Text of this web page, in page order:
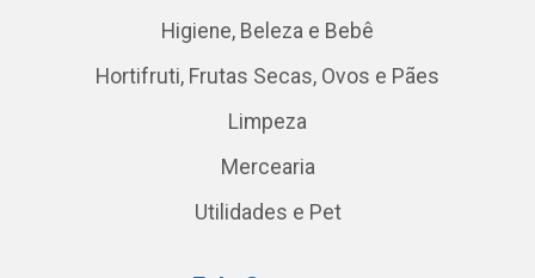
Higiene, Beleza e Bebê
Hortifruti, Frutas Secas, Ovos e Pães
Limpeza
Mercearia
Utilidades e Pet